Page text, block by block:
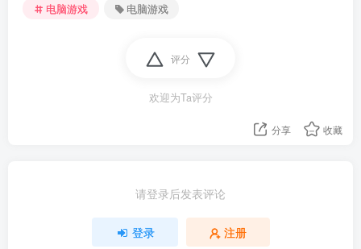
电脑游戏 电脑游戏
评分
欢迎为Ta评分
分享 收藏
请登录后发表评论
登录 注册